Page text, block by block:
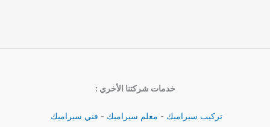
خدمات شركتنا الأخري :
تركيب سيراميك - معلم سيراميك - فني سيراميك